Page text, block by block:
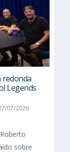
redonda
Legends
07/2026
sobre